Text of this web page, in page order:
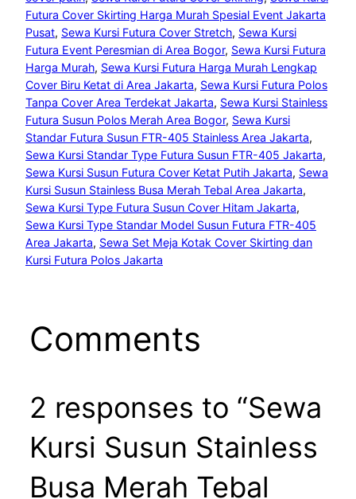
Futura Cover Skirting Harga Murah Spesial Event Jakarta
Pusat, Sewa Kursi Futura Cover Stretch, Sewa Kursi
Futura Event Peresmian di Area Bogor, Sewa Kursi Futura
Harga Murah, Sewa Kursi Futura Harga Murah Lengkap
Cover Biru Ketat di Area Jakarta, Sewa Kursi Futura Polos
Tanpa Cover Area Terdekat Jakarta, Sewa Kursi Stainless
Futura Susun Polos Merah Area Bogor, Sewa Kursi
Standar Futura Susun FTR-405 Stainless Area Jakarta
Sewa Kursi Standar Type Futura Susun FTR-405 Jakarta
Sewa Kursi Susun Futura Cover Ketat Putih Jakarta, Sewa
Kursi Susun Stainless Busa Merah Tebal Area Jakarta
Sewa Kursi Type Futura Susun Cover Hitam Jakarta
Sewa Kursi Type Standar Model Susun Futura FTR-405
Area Jakarta, Sewa Set Meja Kotak Cover Skirting dan
Kursi Futura Polos Jakarta
Comments
2 responses to “Sewa
Kursi Susun Stainless
Busa Merah Tebal